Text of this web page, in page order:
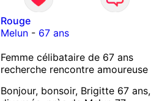
Rouge
Melun - 67 ans
Femme célibataire de 67 ans
recherche rencontre amoureuse
Bonjour, bonsoir, Brigitte 67 ans,